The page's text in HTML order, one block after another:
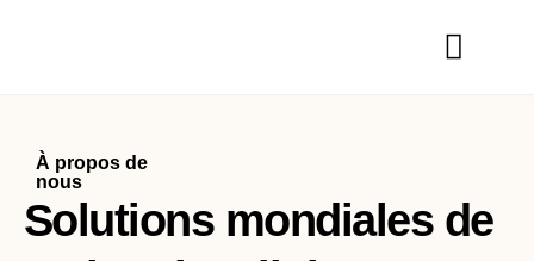
À propos de
nous
Solutions mondiales de